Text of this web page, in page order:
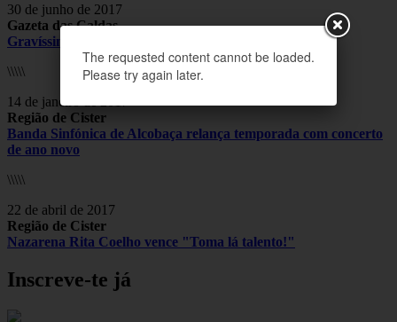
30 de junho de 2017
Gazeta das Caldas
Gravíssimo de regresso a Alcobaça
\\\\\
14 de janeiro de 2017
Região de Cister
Banda Sinfónica de Alcobaça relança temporada com concerto
de ano novo
\\\\\
22 de abril de 2017
Região de Cister
Nazarena Rita Coelho vence "Toma lá talento!"
Inscreve-te já
The requested content cannot be loaded.
Please try again later.